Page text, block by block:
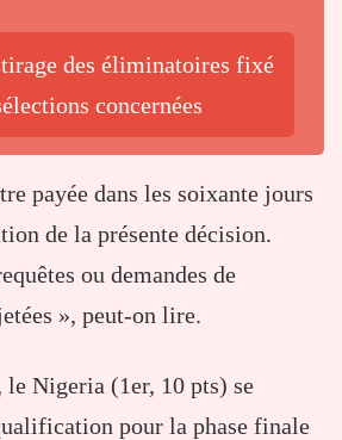
des éliminatoires fixé
concernées
payée dans les soixante jours
de la présente décision.
ou demandes de
», peut-on lire.
le Nigeria (1er, 10 pts) se
pour la phase finale